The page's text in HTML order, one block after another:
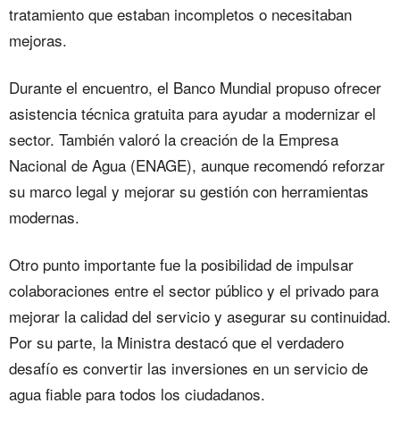
tratamiento que estaban incompletos o necesitaban
mejoras.
Durante el encuentro, el Banco Mundial propuso ofrecer
asistencia técnica gratuita para ayudar a modernizar el
sector. También valoró la creación de la Empresa
Nacional de Agua (ENAGE), aunque recomendó reforzar
su marco legal y mejorar su gestión con herramientas
modernas.
Otro punto importante fue la posibilidad de impulsar
colaboraciones entre el sector público y el privado para
mejorar la calidad del servicio y asegurar su continuidad.
Por su parte, la Ministra destacó que el verdadero
desafío es convertir las inversiones en un servicio de
agua fiable para todos los ciudadanos.